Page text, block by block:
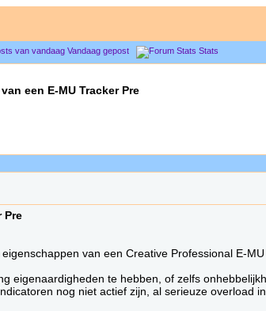
Vandaag gepost Stats
een E-MU Tracker Pre
Pre
van een Creative Professional E-
eigenaardigheden te hebben, of zelfs
nog niet actief zijn, al serieuze overload